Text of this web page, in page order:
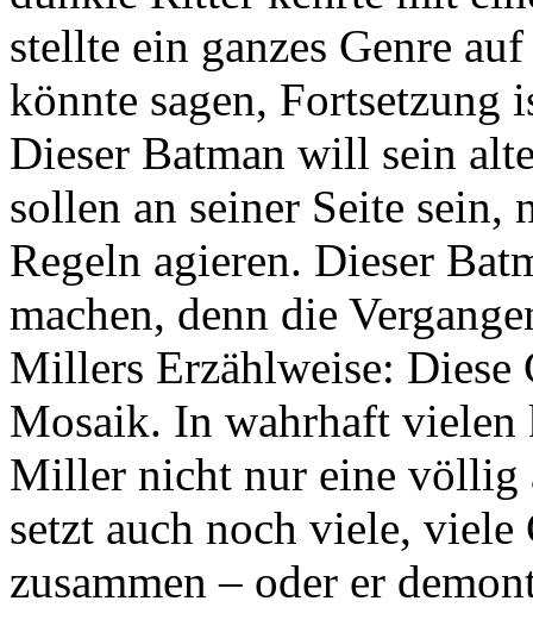
stellte ein ganzes Genre
könnte sagen, Fortsetzung
Dieser Batman will sein
sollen an seiner Seite sein,
Regeln agieren. Dieser
machen, denn die
Millers Erzählweise: Diese
Mosaik. In wahrhaft vielen
Miller nicht nur eine völlig
setzt auch noch viele,
zusammen – oder er